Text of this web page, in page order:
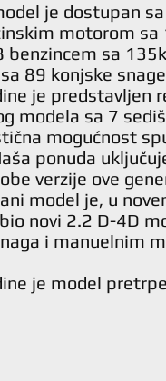
je dostupan
motorom sa
benzincem sa
89 konjske
je predstavljen
modela sa 7
mogućnost
ponuda
verzije ove
model je, u
novi 2.2 D-4D
i manuelnim
je model